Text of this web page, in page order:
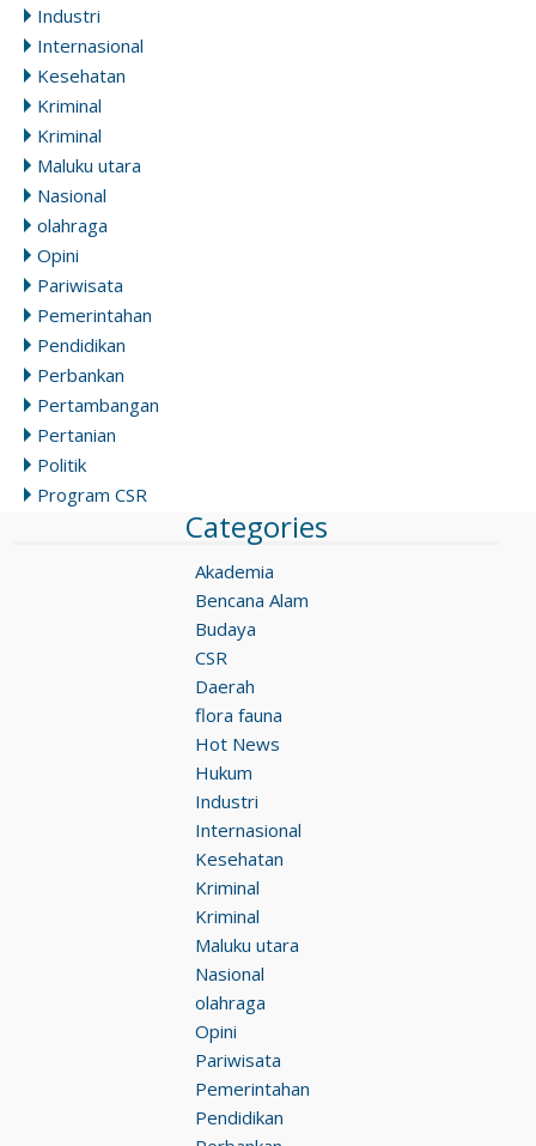
Industri
Internasional
Kesehatan
Kriminal
Kriminal
Maluku utara
Nasional
olahraga
Opini
Pariwisata
Pemerintahan
Pendidikan
Perbankan
Pertambangan
Pertanian
Politik
Program CSR
Categories
Akademia
Bencana Alam
Budaya
CSR
Daerah
flora fauna
Hot News
Hukum
Industri
Internasional
Kesehatan
Kriminal
Kriminal
Maluku utara
Nasional
olahraga
Opini
Pariwisata
Pemerintahan
Pendidikan